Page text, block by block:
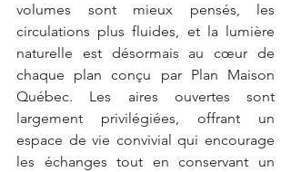
volumes sont mieux pensés, les
circulations plus fluides, et la lumière
naturelle est désormais au cœur de
chaque plan conçu par Plan Maison
Québec. Les aires ouvertes sont
largement privilégiées, offrant un
espace de vie convivial qui encourage
les échanges tout en conservant un